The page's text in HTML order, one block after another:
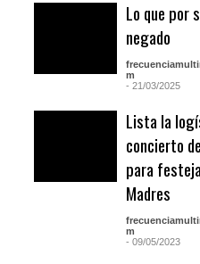
Lo que por
negado
m
- 21/03/2025
Lista la
concierto
para
Madres
m
- 09/05/2023